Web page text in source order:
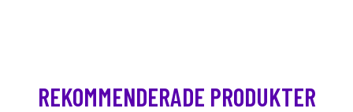
REKOMMENDERADE PRODUKTER